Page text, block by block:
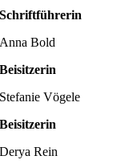
Schriftführerin
Anna Bold
Beisitzerin
Stefanie Vögele
Beisitzerin
Derya Rein